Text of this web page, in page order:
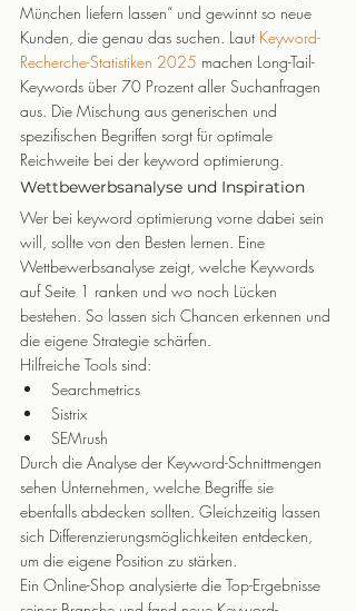
München liefern lassen“ und gewinnt so neue
Kunden, die genau das suchen. Laut Keyword-
Recherche-Statistiken 2025 machen Long-Tail-
Keywords über 70 Prozent aller Suchanfragen
aus. Die Mischung aus generischen und
spezifischen Begriffen sorgt für optimale
Reichweite bei der keyword optimierung.
Wettbewerbsanalyse und Inspiration
Wer bei keyword optimierung vorne dabei sein
will, sollte von den Besten lernen. Eine
Wettbewerbsanalyse zeigt, welche Keywords
auf Seite 1 ranken und wo noch Lücken
bestehen. So lassen sich Chancen erkennen und
die eigene Strategie schärfen.
Hilfreiche Tools sind:
Searchmetrics
Sistrix
SEMrush
Durch die Analyse der Keyword-Schnittmengen
sehen Unternehmen, welche Begriffe sie
ebenfalls abdecken sollten. Gleichzeitig lassen
sich Differenzierungsmöglichkeiten entdecken,
um die eigene Position zu stärken.
Ein Online-Shop analysierte die Top-Ergebnisse